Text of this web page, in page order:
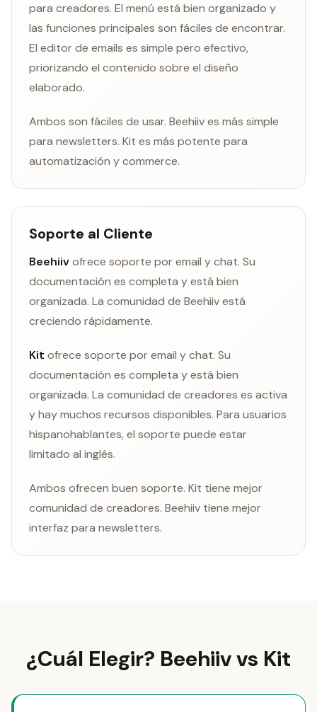
para creadores. El menú está bien organizado y
las funciones principales son fáciles de encontrar.
El editor de emails es simple pero efectivo,
priorizando el contenido sobre el diseño
elaborado.
Ambos son fáciles de usar. Beehiiv es más simple
para newsletters. Kit es más potente para
automatización y commerce.
Soporte al Cliente
Beehiivofrece soporte por email y chat. Su
documentación es completa y está bien
organizada. La comunidad de Beehiiv está
creciendo rápidamente.
Kit ofrece soporte por email y chat. Su
documentación es completa y está bien
organizada. La comunidad de creadores es activa
y hay muchos recursos disponibles. Para usuarios
hispanohablantes, el soporte puede estar
limitado al inglés.
Ambos ofrecen buen soporte. Kit tiene mejor
comunidad de creadores. Beehiiv tiene mejor
interfaz para newsletters.
¿Cuál Elegir? Beehiiv vs Kit